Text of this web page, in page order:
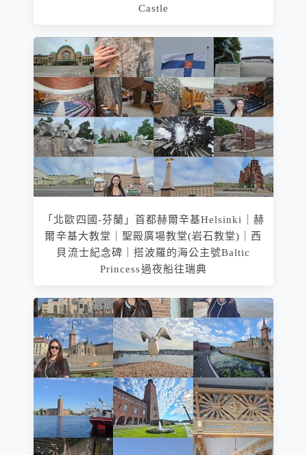
Castle
「北歐四國-芬蘭」首都赫爾辛基Helsinki｜赫
爾辛基大教堂｜聖殿廣場教堂(岩石教堂)｜西
貝流士紀念碑｜搭波羅的海公主號Baltic
Princess過夜船往瑞典